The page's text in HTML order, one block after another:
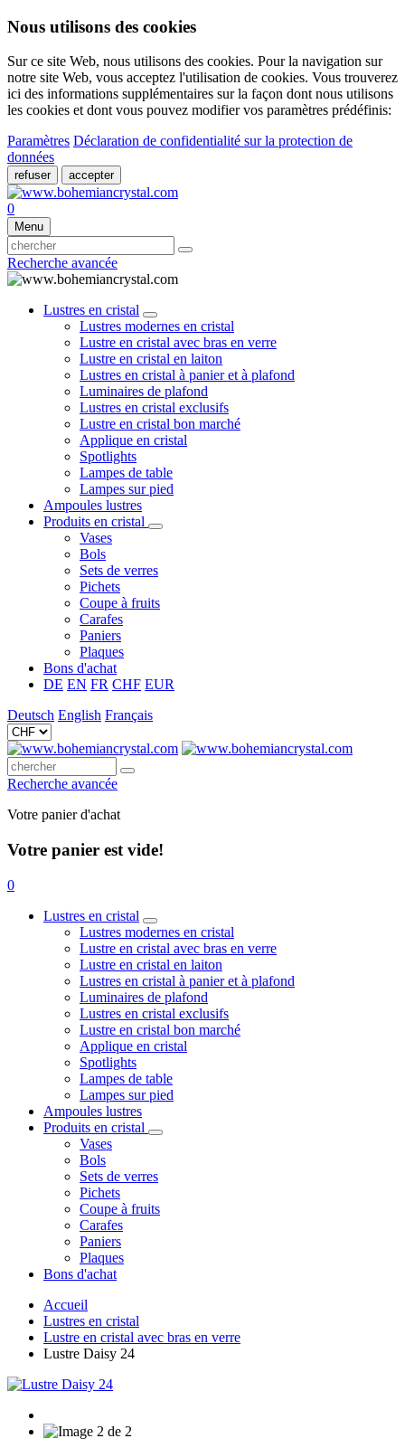
Nous utilisons des cookies
Sur ce site Web, nous utilisons des cookies. Pour la navigation sur
notre site Web, vous acceptez l'utilisation de cookies. Vous trouverez
ici des informations supplémentaires sur la façon dont nous utilisons
les cookies et dont vous pouvez modifier vos paramètres prédéfinis:
Paramètres Déclaration de confidentialité sur la protection de
données
refuser accepter
0
Menu
Recherche avancée
Lustres en cristal
Lustres modernes en cristal
Lustre en cristal avec bras en verre
Lustre en cristal en laiton
Lustres en cristal à panier et à plafond
Luminaires de plafond
Lustres en cristal exclusifs
Lustre en cristal bon marché
Applique en cristal
Spotlights
Lampes de table
Lampes sur pied
Ampoules lustres
Produits en cristal
Vases
Bols
Sets de verres
Pichets
Coupe à fruits
Carafes
Paniers
Plaques
Bons d'achat
DE EN FR CHF EUR
Deutsch English Français
Recherche avancée
Votre panier d'achat
Votre panier est vide!
0
Lustres en cristal
Lustres modernes en cristal
Lustre en cristal avec bras en verre
Lustre en cristal en laiton
Lustres en cristal à panier et à plafond
Luminaires de plafond
Lustres en cristal exclusifs
Lustre en cristal bon marché
Applique en cristal
Spotlights
Lampes de table
Lampes sur pied
Ampoules lustres
Produits en cristal
Vases
Bols
Sets de verres
Pichets
Coupe à fruits
Carafes
Paniers
Plaques
Bons d'achat
Accueil
Lustres en cristal
Lustre en cristal avec bras en verre
Lustre Daisy 24